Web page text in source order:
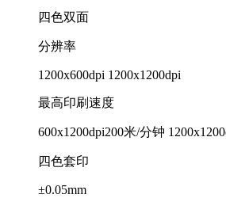
四色双面
分辨率
1200x600dpi 1200x1200dpi
最高印刷速度
600x1200dpi200米/分钟
四色套印
±0.05mm